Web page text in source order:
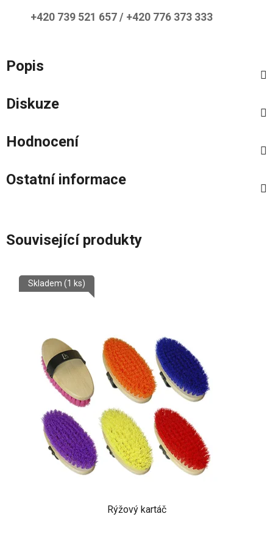
+420 739 521 657 / +420 776 373 333
Popis
Diskuze
Hodnocení
Ostatní informace
Související produkty
Rýžový kartáč
Skladem (1 ks)